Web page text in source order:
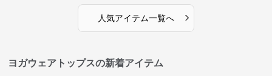
人気アイテム一覧へ ›
ヨガウェアトップスの新着アイテム